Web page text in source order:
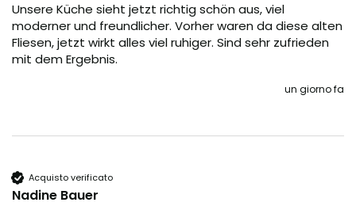
Unsere Küche sieht jetzt richtig schön aus, viel
moderner und freundlicher. Vorher waren da diese alten
Fliesen, jetzt wirkt alles viel ruhiger. Sind sehr zufrieden
mit dem Ergebnis.
un giorno fa
Acquisto verificato
Nadine Bauer